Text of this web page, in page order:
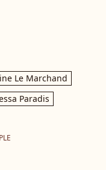
Le Marchand
Paradis